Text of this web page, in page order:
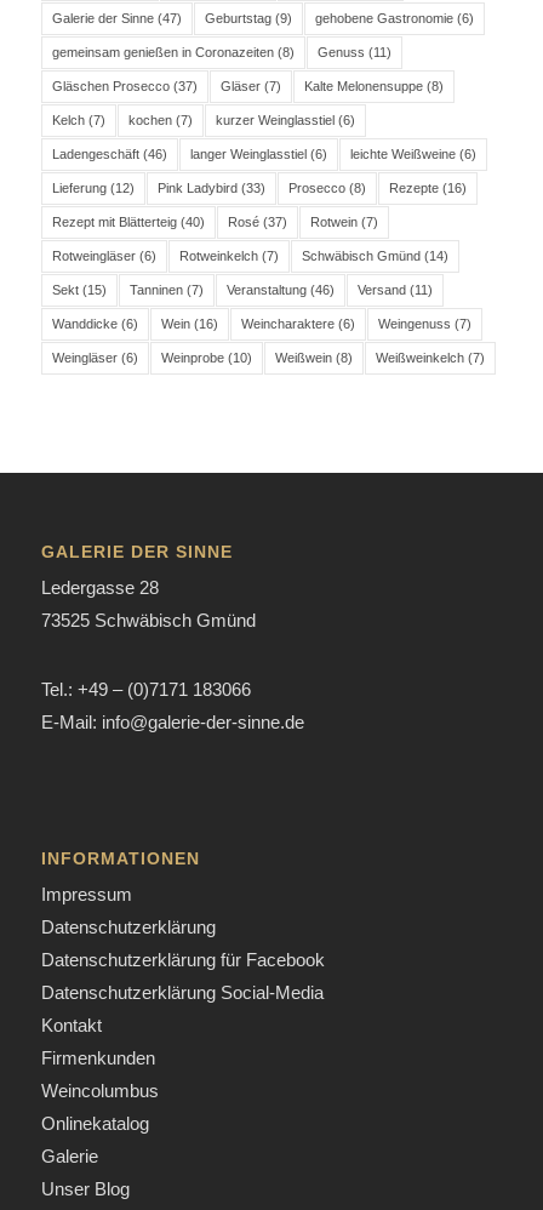
Galerie der Sinne(47) Geburtstag(9) gehobene Gastronomie(6)
gemeinsam genießen in Coronazeiten(8) Genuss (11)
Gläschen Prosecco(37) Gläser(7) Kalte Melonensuppe(8)
Kelch(7) kochen(7) kurzer Weinglasstiel(6)
Ladengeschäft(46) langer Weinglasstiel(6) leichte Weißweine(6)
Lieferung(12) Pink Ladybird(33) Prosecco(8) Rezepte(16)
Rezept mit Blätterteig(40) Rosé(37) Rotwein(7)
Rotweingläser(6) Rotweinkelch(7) Schwäbisch Gmünd(14)
Sekt(15) Tanninen(7) Veranstaltung(46) Versand(11)
Wanddicke(6) Wein(16) Weincharaktere(6) Weingenuss (7)
Weingläser(6) Weinprobe(10) Weißwein(8) Weißweinkelch(7)
GALERIE DER SINNE
Ledergasse 28
73525 Schwäbisch Gmünd
Tel.: +49 – (0)7171 183066
E-Mail: info@galerie-der-sinne.de
INFORMATIONEN
Impressum
Datenschutzerklärung
Datenschutzerklärung für Facebook
Datenschutzerklärung Social-Media
Kontakt
Firmenkunden
Weincolumbus
Onlinekatalog
Galerie
Unser Blog